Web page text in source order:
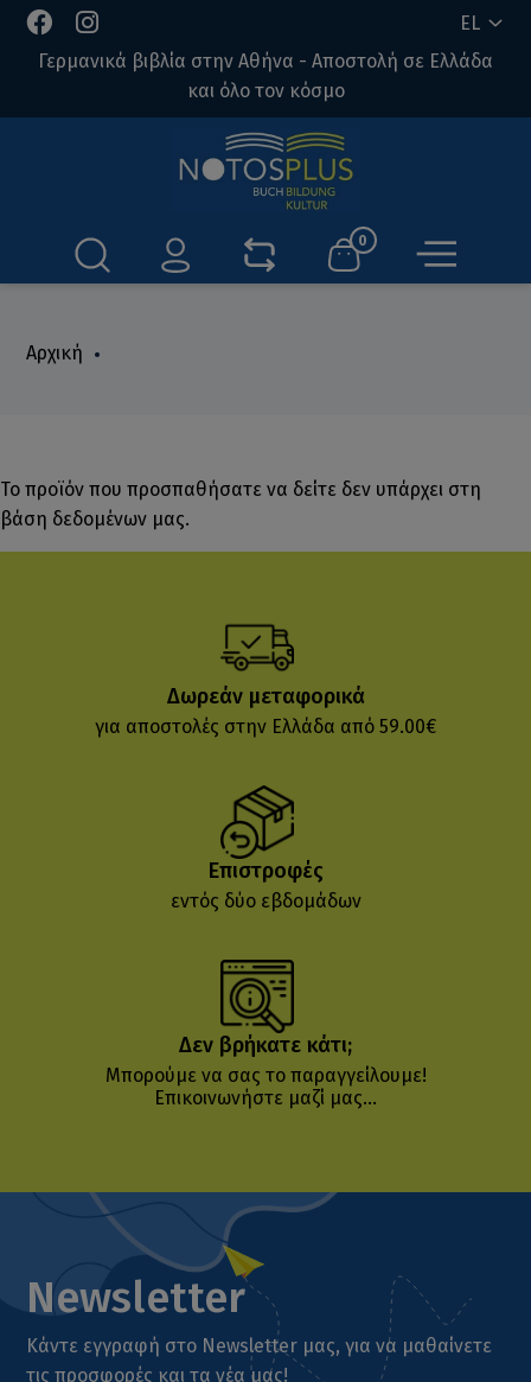
EL
Γερμανικά βιβλία στην Αθήνα - Αποστολή σε Ελλάδα
και όλο τον κόσμο
0
Αρχική
Το προϊόν που προσπαθήσατε να δείτε δεν υπάρχει στη
βάση δεδομένων μας.
Δωρεάν μεταφορικά
για αποστολές στην Ελλάδα από 59.00€
Επιστροφές
εντός δύο εβδομάδων
Δεν βρήκατε κάτι;
Μπορούμε να σας το παραγγείλουμε!
Επικοινωνήστε μαζί μας...
Newsletter
Κάντε εγγραφή στο Newsletter μας, για να μαθαίνετε
τις προσφορές και τα νέα μας!